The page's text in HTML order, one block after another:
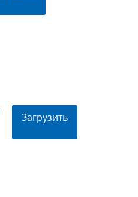
Загрузить